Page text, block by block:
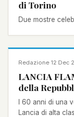
di Torino
Due mostre
NOTIZIA
Redazione·12 Dec
LANCIA
della
I 60 anni di una
Lancia di alta